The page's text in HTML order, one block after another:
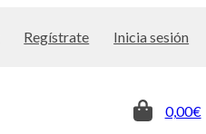
Regístrate Inicia sesión
0,00€